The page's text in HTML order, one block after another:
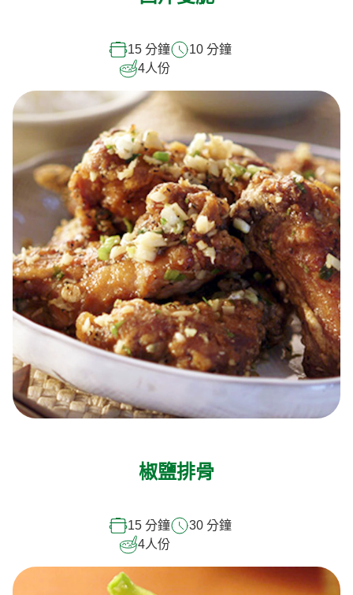
15 分鐘
10 分鐘
4人份
椒鹽排骨
15 分鐘
30 分鐘
4人份